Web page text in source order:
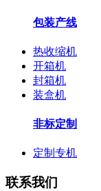
包装产线
热收缩机
开箱机
封箱机
装盒机
非标定制
定制专机
联系我们